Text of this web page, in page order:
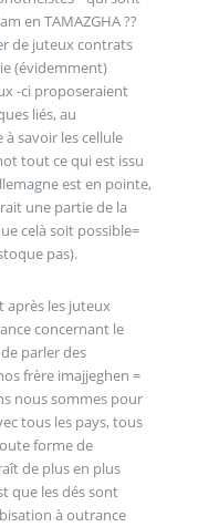
en TAMAZGHA ??
de juteux contrats
(évidemment)
-ci proposeraient
liés, au
savoir les cellule
tout ce qui est issu
est en pointe,
une partie de la
celà soit possible=
pas).
après les juteux
concernant le
parler des
frère imajjeghen =
nous sommes pour
tous les pays, tous
forme de
de plus en plus
que les dés sont
à outrance